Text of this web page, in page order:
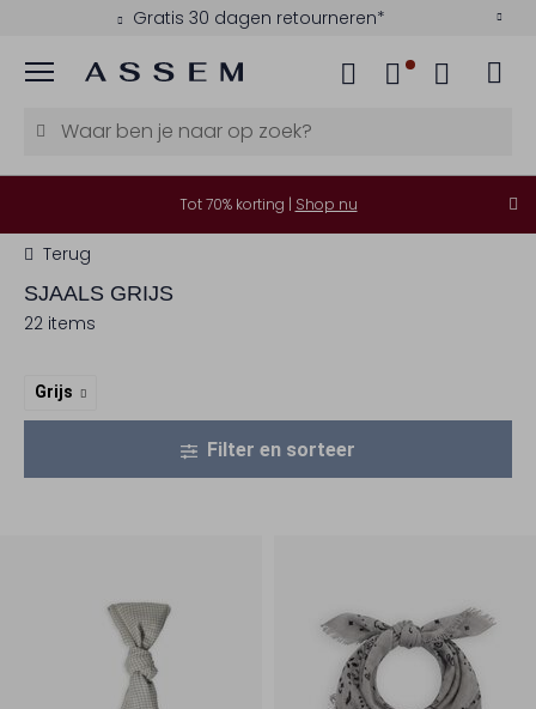
Gratis 30 dagen retourneren*
Menu
Tot 70% korting | Shop nu
Terug
SJAALS GRIJS
22 items
Grijs
Filter en sorteer